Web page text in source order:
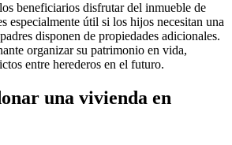
beneficiarios disfrutar del inmueble de
especialmente útil si los hijos necesitan una
disponen de propiedades adicionales.
organizar su patrimonio en vida,
entre herederos en el futuro.
una vivienda en